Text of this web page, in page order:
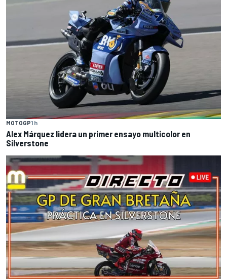
MOTOGP1 h
Alex Márquez lidera un primer ensayo multicolor en
Silverstone